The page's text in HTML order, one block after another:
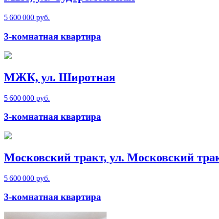
5 600 000 руб.
3-комнатная квартира
МЖК, ул. Широтная
5 600 000 руб.
3-комнатная квартира
Московский тракт, ул. Московский
5 600 000 руб.
3-комнатная квартира